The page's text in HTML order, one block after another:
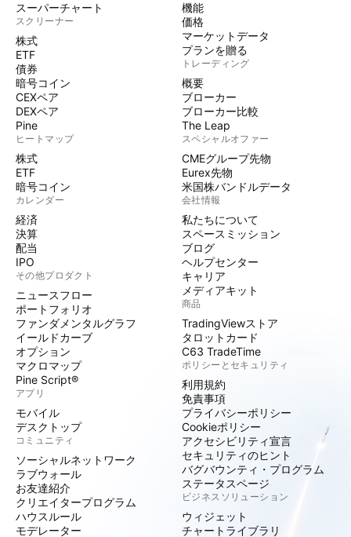
スーパーチャート
スクリーナー
株式
ETF
債券
暗号コイン
CEXペア
DEXペア
Pine
ヒートマップ
株式
ETF
暗号コイン
カレンダー
経済
決算
配当
IPO
その他プロダクト
ニュースフロー
ポートフォリオ
ファンダメンタルグラフ
イールドカーブ
オプション
マクロマップ
Pine Script®
アプリ
モバイル
デスクトップ
コミュニティ
ソーシャルネットワーク
ラブウォール
お友達紹介
クリエイタープログラム
ハウスルール
モデレーター
機能
価格
マーケットデータ
プランを贈る
トレーディング
概要
ブローカー
ブローカー比較
The Leap
スペシャルオファー
CMEグループ先物
Eurex先物
米国株バンドルデータ
会社情報
私たちについて
スペースミッション
ブログ
ヘルプセンター
キャリア
メディアキット
商品
TradingViewストア
タロットカード
C63 TradeTime
ポリシーとセキュリティ
利用規約
免責事項
プライバシーポリシー
Cookieポリシー
アクセシビリティ宣言
セキュリティのヒント
バグバウンティ・プログラム
ステータスページ
ビジネスソリューション
ウィジェット
チャートライブラリ